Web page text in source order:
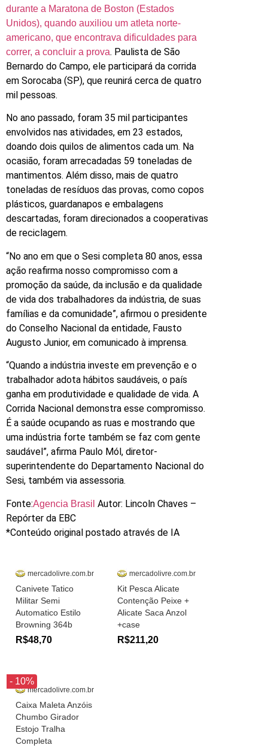
durante a Maratona de Boston (Estados
Unidos), quando auxiliou um atleta norte-
americano, que encontrava dificuldades para
correr, a concluir a prova. Paulista de São
Bernardo do Campo, ele participará da corrida
em Sorocaba (SP), que reunirá cerca de quatro
mil pessoas.
No ano passado, foram 35 mil participantes
envolvidos nas atividades, em 23 estados,
doando dois quilos de alimentos cada um. Na
ocasião, foram arrecadadas 59 toneladas de
mantimentos. Além disso, mais de quatro
toneladas de resíduos das provas, como copos
plásticos, guardanapos e embalagens
descartadas, foram direcionados a cooperativas
de reciclagem.
“No ano em que o Sesi completa 80 anos, essa
ação reafirma nosso compromisso com a
promoção da saúde, da inclusão e da qualidade
de vida dos trabalhadores da indústria, de suas
famílias e da comunidade”, afirmou o presidente
do Conselho Nacional da entidade, Fausto
Augusto Junior, em comunicado à imprensa.
“Quando a indústria investe em prevenção e o
trabalhador adota hábitos saudáveis, o país
ganha em produtividade e qualidade de vida. A
Corrida Nacional demonstra esse compromisso.
É a saúde ocupando as ruas e mostrando que
uma indústria forte também se faz com gente
saudável”, afirma Paulo Mól, diretor-
superintendente do Departamento Nacional do
Sesi, também via assessoria.
Fonte:Agencia Brasil Autor: Lincoln Chaves –
Repórter da EBC
*Conteúdo original postado através de IA
mercadolivre.com.br
Canivete Tatico
Militar Semi
Automatico Estilo
Browning 364b
R$48,70
mercadolivre.com.br
Kit Pesca Alicate
Contenção Peixe +
Alicate Saca Anzol
+case
R$211,20
- 10%
mercadolivre.com.br
Caixa Maleta Anzóis
Chumbo Girador
Estojo Tralha
Completa